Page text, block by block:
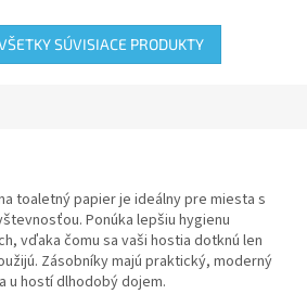
SÚVISIACE PRODUKTY
toaletný papier je ideálny pre miesta s
Ponúka lepšiu hygienu
vďaka čomu sa vaši hostia dotknú len
Zásobníky majú praktický, moderný
u hostí dlhodobý dojem.